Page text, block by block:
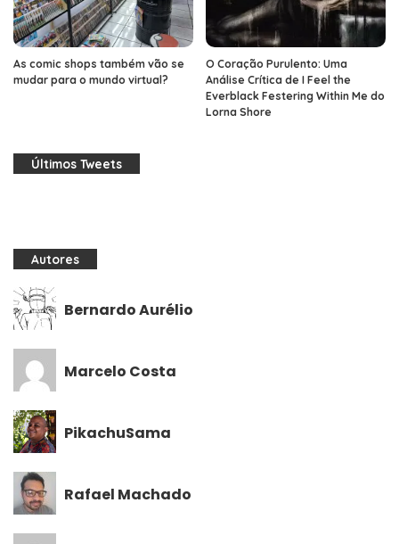
As comic shops também vão se
mudar para o mundo virtual?
O Coração Purulento: Uma
Análise Crítica de I Feel the
Everblack Festering Within Me do
Lorna Shore
Últimos Tweets
Autores
Bernardo Aurélio
Marcelo Costa
PikachuSama
Rafael Machado